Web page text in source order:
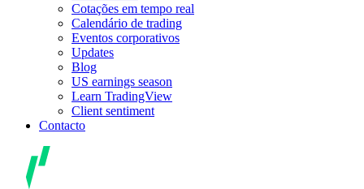
Cotações em tempo real
Calendário de trading
Eventos corporativos
Updates
Blog
US earnings season
Learn TradingView
Client sentiment
Contacto